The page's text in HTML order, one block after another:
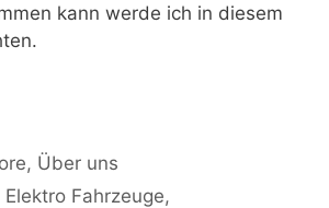
kann werde ich in diesem
, Über uns
Elektro Fahrzeuge,